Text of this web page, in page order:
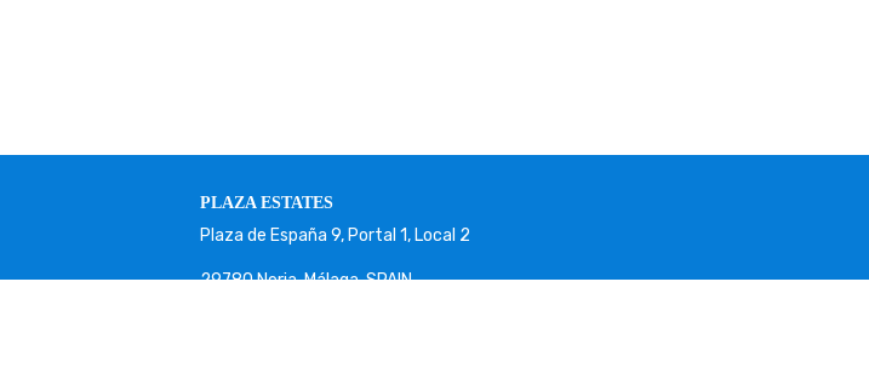
PLAZA ESTATES
Plaza de España 9, Portal 1, Local 2
29780 Nerja. Málaga. SPAIN.